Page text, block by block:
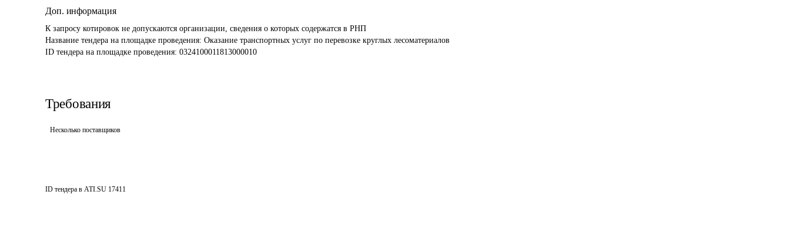
Доп. информация
К запросу котировок не допускаются организации, сведения о которых содержатся в РНП
Название тендера на площадке проведения: Оказание транспортных услуг по перевозке круглых лесоматериалов
ID тендера на площадке проведения: 0324100011813000010
Требования
Несколько поставщиков
ID тендера в ATI.SU 17411